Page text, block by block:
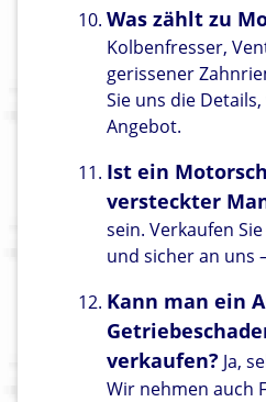
Was zählt zu
Kolbenfresser,
gerissener
Sie uns die
Angebot.
Ist ein
versteckter
sein. Verkaufen
und sicher an uns
Kann man ein
verkaufen? Ja,
Wir nehmen auch